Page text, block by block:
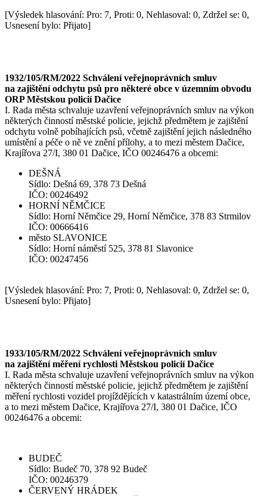
[Výsledek hlasování: Pro: 7, Proti: 0, Nehlasoval: 0, Zdržel se: 0,
Usnesení bylo: Přijato]
1932/105/RM/2022 Schválení veřejnoprávních smluv
na zajištění odchytu psů pro některé obce v územním obvodu
ORP Městskou policií Dačice
I. Rada města schvaluje uzavření veřejnoprávních smluv na výkon
některých činností městské policie, jejichž předmětem je zajištění
odchytu volně pobíhajících psů, včetně zajištění jejich následného
umístění a péče o ně ve znění přílohy, a to mezi městem Dačice,
Krajířova 27/I, 380 01 Dačice, IČO 00246476 a obcemi:
DEŠNÁ
Sídlo: Dešná 69, 378 73 Dešná
IČO: 00246492
HORNÍ NĚMČICE
Sídlo: Horní Němčice 29, Horní Němčice, 378 83 Strmilov
IČO: 00666416
město SLAVONICE
Sídlo: Horní náměstí 525, 378 81 Slavonice
IČO: 00247456
[Výsledek hlasování: Pro: 7, Proti: 0, Nehlasoval: 0, Zdržel se: 0,
Usnesení bylo: Přijato]
1933/105/RM/2022 Schválení veřejnoprávních smluv
na zajištění měření rychlosti Městskou policií Dačice
I. Rada města schvaluje uzavření veřejnoprávních smluv na výkon
některých činností městské policie, jejichž předmětem je zajištění
měření rychlosti vozidel projíždějících v katastrálním území obce,
a to mezi městem Dačice, Krajířova 27/I, 380 01 Dačice, IČO
00246476 a obcemi:
BUDEČ
Sídlo: Budeč 70, 378 92 Budeč
IČO: 00246379
ČERVENÝ HRÁDEK